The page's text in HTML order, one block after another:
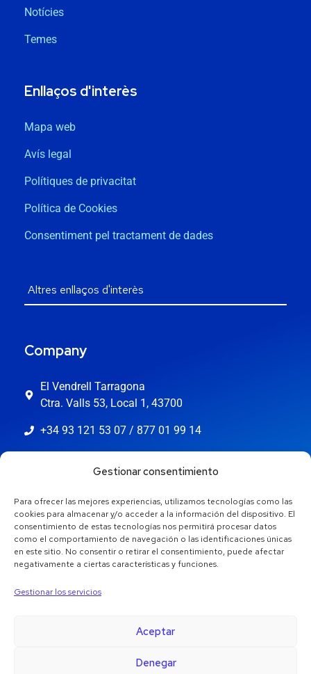
Gestionar consentimiento
Para ofrecer las mejores experiencias, utilizamos tecnologías como las
cookies para almacenar y/o acceder a la información del dispositivo. El
consentimiento de estas tecnologías nos permitirá procesar datos
como el comportamiento de navegación o las identificaciones únicas
en este sitio. No consentir o retirar el consentimiento, puede afectar
negativamente a ciertas características y funciones.
Gestionar los servicios
Aceptar
Denegar
Notícies
Temes
Enllaços d'interès
Mapa web
Avís legal
Polítiques de privacitat
Política de Cookies
Consentiment pel tractament de dades
Company
El Vendrell Tarragona
Ctra. Valls 53, Local 1, 43700
+34 93 121 53 07 / 877 01 99 14